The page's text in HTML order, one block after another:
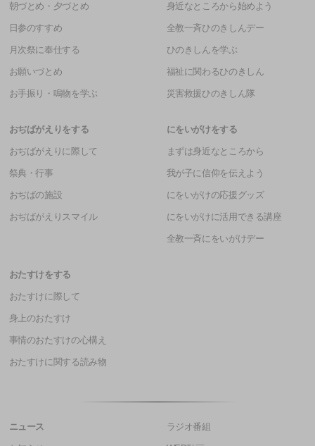
朝づとめ・夕づとめ
日参のすすめ
月次祭に奉仕する
お願いづとめ
お手振り・鳴物を学ぶ
身近なところから始めよう
全教一斉ひのきしんデー
ひのきしんを学ぶ
福祉に関わるひのきしん
災害救援ひのきしん隊
おぢばがえりをする
おぢばがえりに際して
祭典・行事
おぢばの施設
おぢばがえりスマイル
にをいがけをする
まずは身近なところから
我が子に信仰を伝えよう
にをいがけの応援グッズ
にをいがけに活用できる講座
全教一斉にをいがけデー
おたすけをする
おたすけに際して
身上のおたすけ
事情のおたすけの心構え
おたすけに関する読み物
ニュース ラジオ番組